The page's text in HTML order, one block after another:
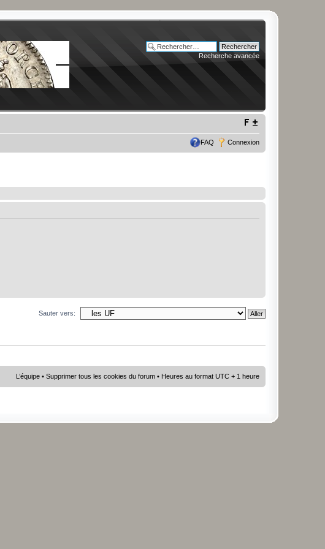
Recherche avancée
FAQ Connexion
Sauter vers:
L’équipe • Supprimer tous les cookies du forum • Heures au format UTC + 1 heure